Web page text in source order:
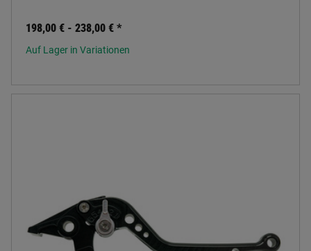
198,00 € - 238,00 € *
Auf Lager in Variationen